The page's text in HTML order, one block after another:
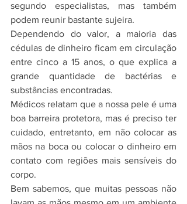
segundo especialistas, mas também
podem reunir bastante sujeira.
Dependendo do valor, a maioria das
cédulas de dinheiro ficam em circulação
entre cinco a 15 anos, o que explica a
grande quantidade de bactérias e
substâncias encontradas.
Médicos relatam que a nossa pele é uma
boa barreira protetora, mas é preciso ter
cuidado, entretanto, em não colocar as
mãos na boca ou colocar o dinheiro em
contato com regiões mais sensíveis do
corpo.
Bem sabemos, que muitas pessoas não